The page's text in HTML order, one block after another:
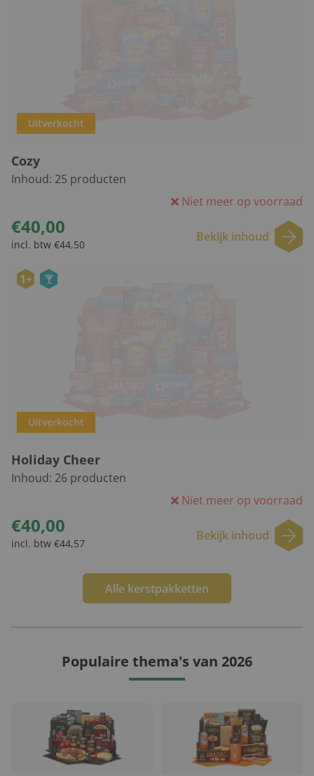
Uitverkocht
Cozy
Inhoud: 25 producten
Niet meer op voorraad
€40,00
incl. btw €44,50
Bekijk inhoud
1+
Uitverkocht
Holiday Cheer
Inhoud: 26 producten
Niet meer op voorraad
€40,00
incl. btw €44,57
Bekijk inhoud
Alle kerstpakketten
Populaire thema's van 2026